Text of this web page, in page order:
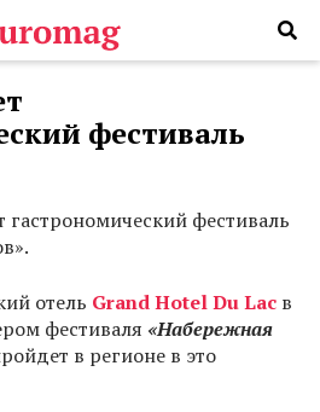
фестиваль
гастрономический фестиваль
отель GrandHotelDuLac в
фестиваля «Набережная
в регионе в это